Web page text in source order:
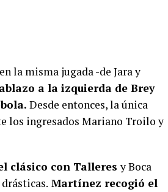
la misma jugada -de Jara y
a la izquierda de Brey
Desde entonces, la única
los ingresados Mariano Troilo y
clásico con Talleresy Boca
Martínez recogió el